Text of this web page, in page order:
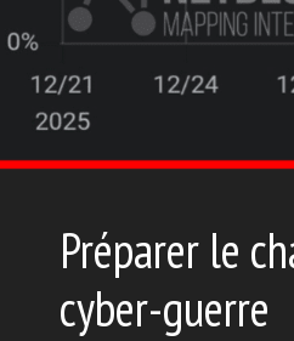
Préparer le
cyber-guerre